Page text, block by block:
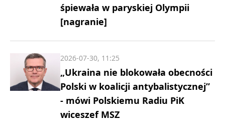
śpiewała w paryskiej Olympii
[nagranie]
„Ukraina nie blokowała obecności
Polski w koalicji antybalistycznej”
- mówi Polskiemu Radiu PiK
wiceszef MSZ
2026-07-30, 11:25